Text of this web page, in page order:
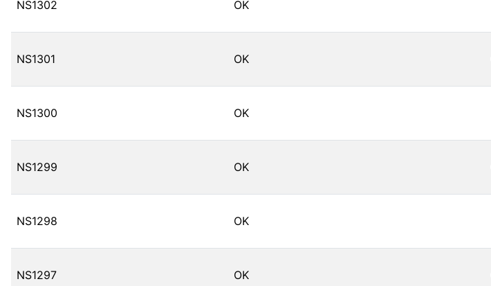
NS1302 OK
NS1301 OK
NS1300 OK
NS1299 OK
NS1298 OK
NS1297 OK